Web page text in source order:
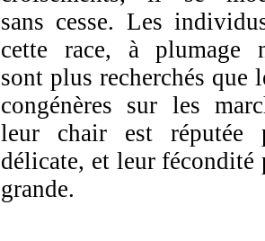
sans cesse. Les
cette race, à plumage
sont plus recherchés que
congénères sur les
leur chair est réputée
délicate, et leur fécondité
grande.